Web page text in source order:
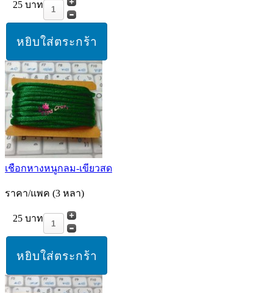
25 บาท
เชือกหางหนูกลม-เขียวสด
ราคา/แพค (3 หลา)
25 บาท